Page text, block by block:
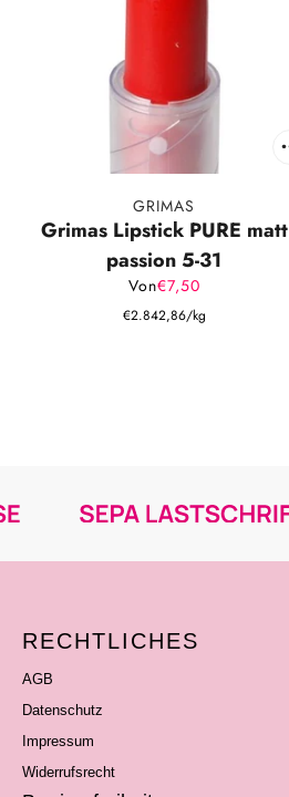
GRIMAS
Grimas Lipstick PURE matt
passion 5-31
Von€7,50
€2.842,86/kg
RECHTLICHES
AGB
Datenschutz
Impressum
Widerrufsrecht